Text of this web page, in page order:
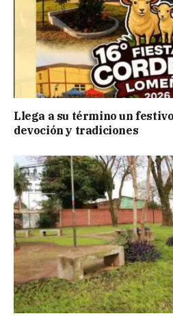
Llega a su término un
devoción y tradiciones